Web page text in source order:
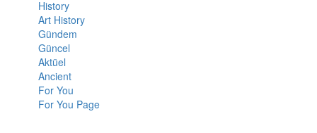
History
Art History
Gündem
Güncel
Aktüel
Ancient
For You
For You Page